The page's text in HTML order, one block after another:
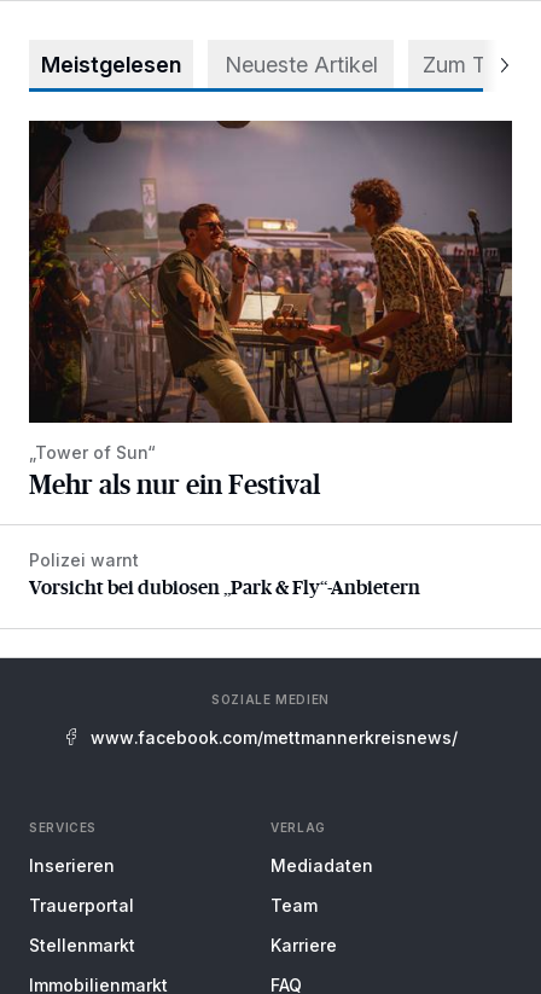
Meistgelesen Neueste Artikel Zum Thema
Mehr als nur ein Festival
„Tower of Sun“
Mehr als nur ein Festival
Vorsicht bei dubiosen „Park & Fly“-Anbietern
Polizei warnt
Vorsicht bei dubiosen „Park & Fly“-Anbietern
SOZIALE MEDIEN
www.facebook.com/mettmannerkreisnews/
SERVICES
Inserieren
Trauerportal
Stellenmarkt
Immobilienmarkt
VERLAG
Mediadaten
Team
Karriere
FAQ